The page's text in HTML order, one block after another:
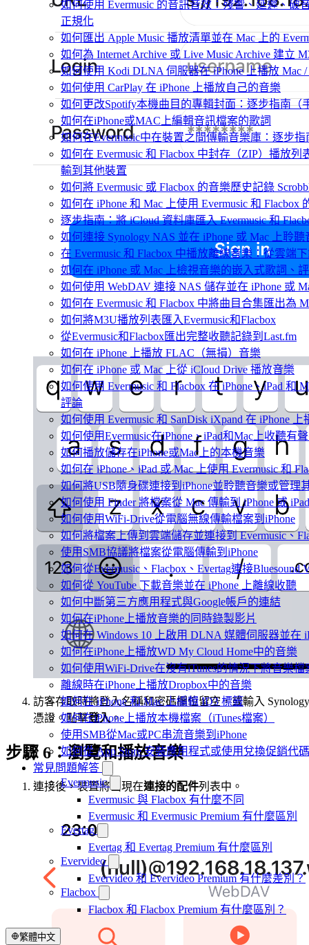
如何使用 Evermusic 的音訊音效：殘響、延遲、破
正規化
如何匯出 Apple Music 播放清單並在 Mac 上的
如何為 Internet Archive 或 Live Music Archive 建立
如何使用 Kodi DLNA 伺服器在 iPhone 上播放 Mac
如何使用 CarPlay 在 iPhone 上播放自己的音樂
如何更改Spotify本機曲目的專輯封面：逐步指南（
如何在iPhone或MAC上編輯音訊檔案的歌詞
如何在Evermusic中在裝置之間傳輸音樂庫：逐步指
如何在 Evermusic 和 Flacbox 中封存（ZIP）播放
輸到其他裝置
如何將 Evermusic 或 Flacbox 的音樂歷史記錄
如何在 iPhone 和 Mac 上使用 Evermusic 和 Flacbox
逐步指南：將 iCloud 資料庫匯入 Evermusic 和
如何連接 Synology NAS 並在 iPhone 或 Mac 上聆聽
在 Evermusic 和 Flacbox 中播放離線音樂：從雲端
如何在 iPhone 或 Mac 上檢視音樂的嵌入式歌詞、
如何使用 WebDAV 連接 NAS 儲存並在 iPhone 或
如何在 Evermusic 和 Flacbox 中將曲目合集匯出為
如何將M3U播放列表匯入Evermusic和Flacbox
從Evermusic和Flacbox匯出完整收聽記錄到Last.fm
如何在 iPhone 上播放 FLAC（無損）音樂
如何在 iPhone 或 Mac 上從 iCloud Drive 播放音樂
如何使用 Evermusic 和 Flacbox 在 iPhone、iPad 和
評論
如何使用 Evermusic 和 SanDisk iXpand 在 iPhone
如何使用Evermusic在iPhone、iPad和Mac上收聽有
如何播放儲存在iPhone或Mac上的本機音樂
如何在 iPhone、iPad 或 Mac 上使用 Evermusic 和
如何將USB隨身碟連接到iPhone並聆聽音樂或管理
如何使用 Finder 將檔案從 Mac 傳輸到 iPhone 或 iPad
如何使用WiFi-Drive從電腦無線傳輸檔案到iPhone
如何將檔案上傳到雲端儲存並連接到 Evermusic、
使用SMB協議將檔案從電腦傳輸到iPhone
如何從Evermusic、Flacbox、Evertag連接
如何從 YouTube 下載音樂並在 iPhone 上離線收聽
如何中斷第三方應用程式與Google帳戶的連結
如何在iPhone上播放音樂的同時錄製影片
如何在 Windows 10 上啟用 DLNA 媒體伺服器並在
如何在iPhone上播放WD My Cloud Home中的音樂
如何使用WiFi-Drive在沒有iTunes的情況下將音樂檔
離線時在iPhone上播放Dropbox中的音樂
如何在 iPhone 和 Mac 上編輯 ID3 標籤
如何在iPhone上播放本機檔案（iTunes檔案）
使用SMB從Mac或PC串流音樂到iPhone
如何從 App Store 安裝應用程式或使用兌換促銷代
常見問題解答
Evermusic
Evermusic 與 Flacbox 有什麼不同
Evermusic 和 Evermusic Premium 有什麼區別
Evertag
Evertag 和 Evertag Premium 有什麼區別
Evervideo
Evervideo 和 Evervideo Premium 有什麼差別？
Flacbox
Flacbox 和 Flacbox Premium 有什麼區別？
繁體中文
訪客存取時將登入名稱和密碼欄位留空，或輸入 Synology
憑證。點擊登入。
步驟 6：瀏覽和播放音樂
連接後，裝置將出現在連接的配件列表中。